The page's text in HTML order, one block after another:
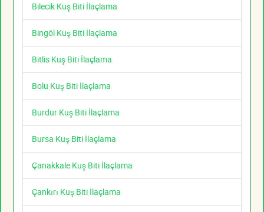
Bilecik Kuş Biti İlaçlama
Bingöl Kuş Biti İlaçlama
Bitlis Kuş Biti İlaçlama
Bolu Kuş Biti İlaçlama
Burdur Kuş Biti İlaçlama
Bursa Kuş Biti İlaçlama
Çanakkale Kuş Biti İlaçlama
Çankırı Kuş Biti İlaçlama